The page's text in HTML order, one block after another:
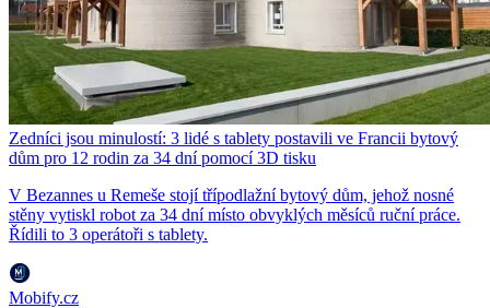
Zedníci jsou minulostí: 3 lidé s tablety postavili ve Francii bytový
dům pro 12 rodin za 34 dní pomocí 3D tisku
V Bezannes u Remeše stojí třípodlažní bytový dům, jehož nosné
stěny vytiskl robot za 34 dní místo obvyklých měsíců ruční práce.
Řídili to 3 operátoři s tablety.
Mobify.cz